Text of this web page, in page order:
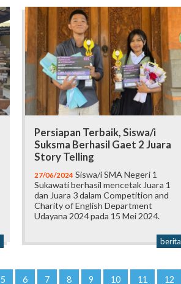
Persiapan Terbaik, Siswa/i
Suksma Berhasil Gaet 2 Juara
Story Telling
27/06/2024Siswa/i SMA Negeri 1
Sukawati berhasil mencetak Juara 1
dan Juara 3 dalam Competition and
Charity of English Department
Udayana 2024 pada 15 Mei 2024.
berita
5 6 7 8 9 10 11 12